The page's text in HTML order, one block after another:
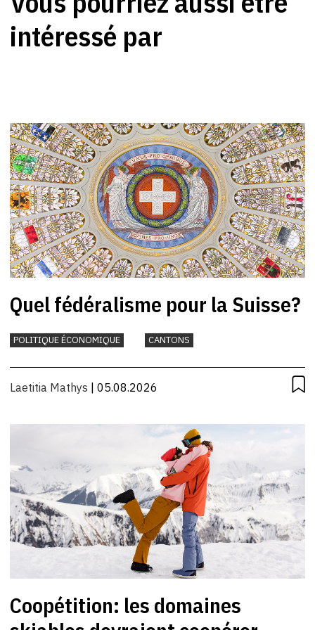
intéressé par
Quel fédéralisme pour la Suisse?
POLITIQUE ÉCONOMIQUE CANTONS
Laetitia Mathys | 05.08.2026
Coopétition: les domaines